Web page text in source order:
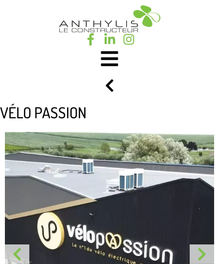
VÉLO PASSION